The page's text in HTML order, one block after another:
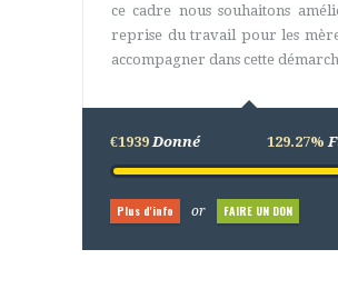
ce cadre nous souhaitons
reprise du travail pour les
accompagner dans cette
€1939 Donné 129.27%
Plus d'info or FAIRE UN DON